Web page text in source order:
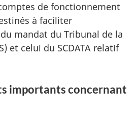
de fonctionnement
à faciliter
mandat du Tribunal de la
et celui du SCDATA relatif
importants concernant